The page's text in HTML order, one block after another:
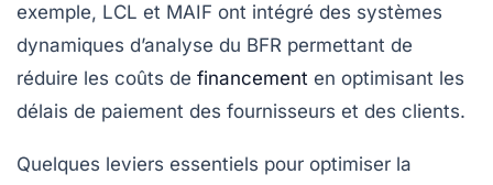
exemple, LCL et MAIF ont intégré des systèmes
dynamiques d’analyse du BFR permettant de
réduire les coûts de financement en optimisant les
délais de paiement des fournisseurs et des clients.
Quelques leviers essentiels pour optimiser la